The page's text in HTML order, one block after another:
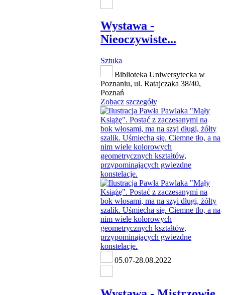
Wystawa -
Nieoczywiste...
Sztuka
Biblioteka Uniwersytecka w
Poznaniu, ul. Ratajczaka 38/40,
Poznań
Zobacz szczegóły
05.07-28.08.2022